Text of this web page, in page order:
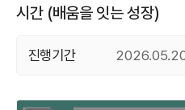
시간 (배움을 잇는 성장)
진행기간
마감된 프로그램